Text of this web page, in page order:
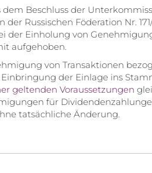
Beschluss der
Russischen Föderation Nr.
der Einholung von
aufgehoben.
von Transaktionen
der Einlage ins
geltenden Voraussetzungen
für
tatsächliche Änderung.